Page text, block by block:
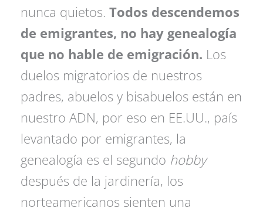
nunca quietos.Todos descendemos
de emigrantes, no hay genealogía
que no hable de emigración. Los
duelos migratorios de nuestros
padres, abuelos y bisabuelos están en
nuestro ADN, por eso en EE.UU., país
levantado por emigrantes, la
genealogía es el segundo hobby
después de la jardinería, los
norteamericanos sienten una